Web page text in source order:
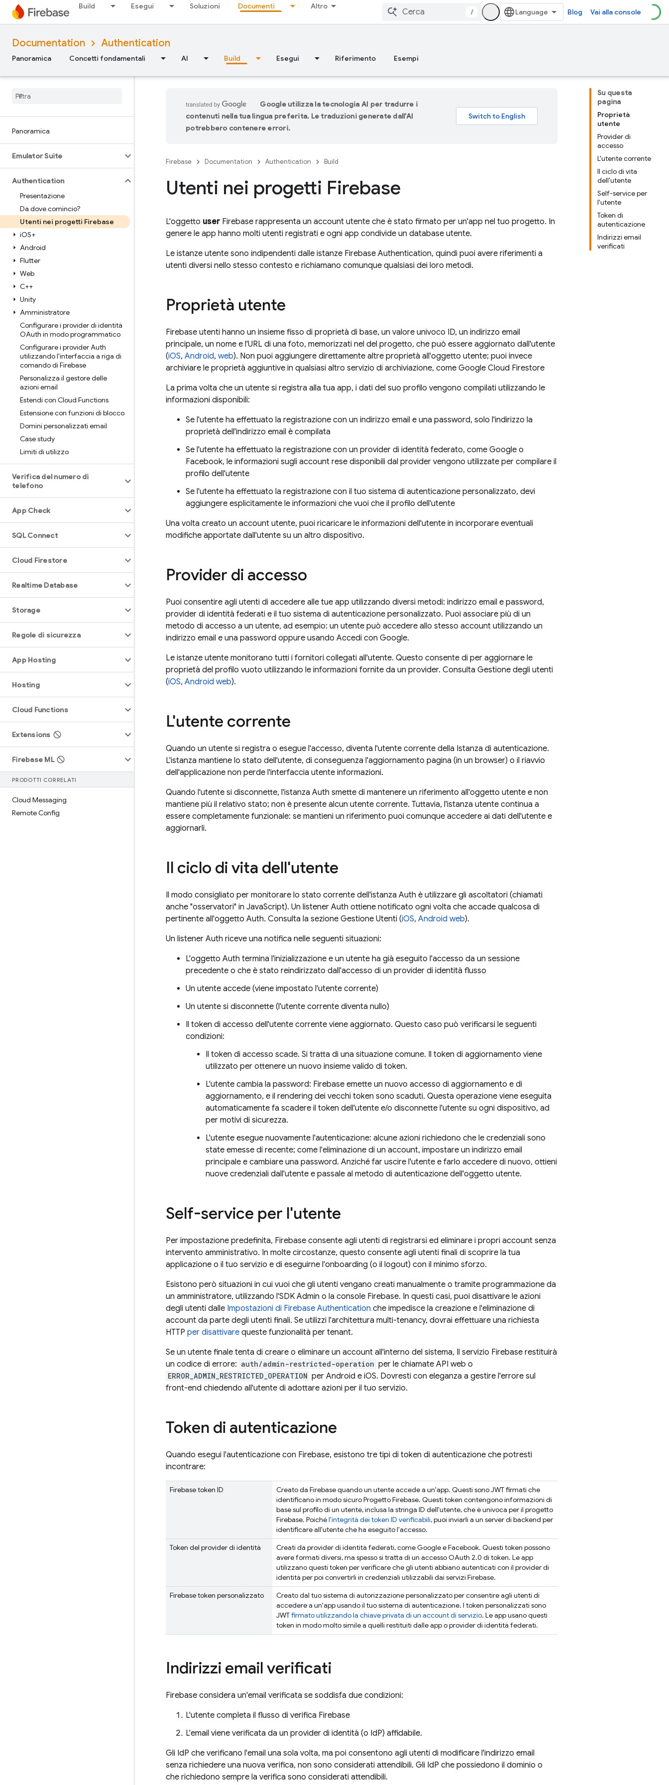
Build Esegui Soluzioni Documenti Altro
/ Blog Vai alla console
Documentation Authentication
Panoramica Concetti fondamentali AI Build Esegui Riferimento Esempi
Panoramica
Emulator Suite
Authentication
Presentazione
Da dove comincio?
Utenti nei progetti Firebase
iOS+
Android
Flutter
Web
C++
Unity
Amministratore
Configurare i provider di identità
OAuth in modo programmatico
Configurare i provider Auth
utilizzando l'interfaccia a riga di
comando di Firebase
Personalizza il gestore delle
azioni email
Estendi con Cloud Functions
Estensione con funzioni di blocco
Domini personalizzati email
Case study
Limiti di utilizzo
Verifica del numero di
telefono
App Check
SQL Connect
Cloud Firestore
Realtime Database
Storage
Regole di sicurezza
App Hosting
Hosting
Cloud Functions
Extensions
Firebase ML
PRODOTTI CORRELATI
Cloud Messaging
Remote Config
Su questa
pagina
Proprietà
utente
Provider di
accesso
L'utente corrente
Il ciclo di vita
dell'utente
Self-service per
l'utente
Token di
autenticazione
Indirizzi email
verificati
Google utilizza la tecnologia AI per tradurre i
contenuti nella tua lingua preferita. Le traduzioni generate dall'AI
potrebbero contenere errori.
Firebase Documentation Authentication Build
Utenti nei progetti Firebase
L'oggetto user Firebase rappresenta un account utente che è stato firmato per un'app nel tuo progetto. In
genere le app hanno molti utenti registrati e ogni app condivide un database utente.
Le istanze utente sono indipendenti dalle istanze Firebase Authentication, quindi puoi avere riferimenti a
utenti diversi nello stesso contesto e richiamano comunque qualsiasi dei loro metodi.
Proprietà utente
Firebase utenti hanno un insieme fisso di proprietà di base, un valore univoco ID, un indirizzo email
principale, un nome e l'URL di una foto, memorizzati nel del progetto, che può essere aggiornato dall'utente
(iOS, Android, web). Non puoi aggiungere direttamente altre proprietà all'oggetto utente; puoi invece
archiviare le proprietà aggiuntive in qualsiasi altro servizio di archiviazione, come Google Cloud Firestore
La prima volta che un utente si registra alla tua app, i dati del suo profilo vengono compilati utilizzando le
informazioni disponibili:
Se l'utente ha effettuato la registrazione con un indirizzo email e una password, solo l'indirizzo la
proprietà dell'indirizzo email è compilata
Se l'utente ha effettuato la registrazione con un provider di identità federato, come Google o
Facebook, le informazioni sugli account rese disponibili dal provider vengono utilizzate per compilare il
profilo dell'utente
Se l'utente ha effettuato la registrazione con il tuo sistema di autenticazione personalizzato, devi
aggiungere esplicitamente le informazioni che vuoi che il profilo dell'utente
Una volta creato un account utente, puoi ricaricare le informazioni dell'utente in incorporare eventuali
modifiche apportate dall'utente su un altro dispositivo.
Provider di accesso
Puoi consentire agli utenti di accedere alle tue app utilizzando diversi metodi: indirizzo email e password,
provider di identità federati e il tuo sistema di autenticazione personalizzato. Puoi associare più di un
metodo di accesso a un utente, ad esempio: un utente può accedere allo stesso account utilizzando un
indirizzo email e una password oppure usando Accedi con Google.
Le istanze utente monitorano tutti i fornitori collegati all'utente. Questo consente di per aggiornare le
proprietà del profilo vuoto utilizzando le informazioni fornite da un provider. Consulta Gestione degli utenti
(iOS, Android web).
L'utente corrente
Quando un utente si registra o esegue l'accesso, diventa l'utente corrente della Istanza di autenticazione.
L'istanza mantiene lo stato dell'utente, di conseguenza l'aggiornamento pagina (in un browser) o il riavvio
dell'applicazione non perde l'interfaccia utente informazioni.
Quando l'utente si disconnette, l'istanza Auth smette di mantenere un riferimento all'oggetto utente e non
mantiene più il relativo stato; non è presente alcun utente corrente. Tuttavia, l'istanza utente continua a
essere completamente funzionale: se mantieni un riferimento puoi comunque accedere ai dati dell'utente e
aggiornarli.
Il ciclo di vita dell'utente
Il modo consigliato per monitorare lo stato corrente dell'istanza Auth è utilizzare gli ascoltatori (chiamati
anche "osservatori" in JavaScript). Un listener Auth ottiene notificato ogni volta che accade qualcosa di
pertinente all'oggetto Auth. Consulta la sezione Gestione Utenti (iOS, Android web).
Un listener Auth riceve una notifica nelle seguenti situazioni:
L'oggetto Auth termina l'inizializzazione e un utente ha già eseguito l'accesso da un sessione
precedente o che è stato reindirizzato dall'accesso di un provider di identità flusso
Un utente accede (viene impostato l'utente corrente)
Un utente si disconnette (l'utente corrente diventa nullo)
Il token di accesso dell'utente corrente viene aggiornato. Questo caso può verificarsi le seguenti
condizioni:
Il token di accesso scade. Si tratta di una situazione comune. Il token di aggiornamento viene
utilizzato per ottenere un nuovo insieme valido di token.
L'utente cambia la password: Firebase emette un nuovo accesso di aggiornamento e di
aggiornamento, e il rendering dei vecchi token sono scaduti. Questa operazione viene eseguita
automaticamente fa scadere il token dell'utente e/o disconnette l'utente su ogni dispositivo, ad
per motivi di sicurezza.
L'utente esegue nuovamente l'autenticazione: alcune azioni richiedono che le credenziali sono
state emesse di recente; come l'eliminazione di un account, impostare un indirizzo email
principale e cambiare una password. Anziché far uscire l'utente e farlo accedere di nuovo, ottieni
nuove credenziali dall'utente e passale al metodo di autenticazione dell'oggetto utente.
Self-service per l'utente
Per impostazione predefinita, Firebase consente agli utenti di registrarsi ed eliminare i propri account senza
intervento amministrativo. In molte circostanze, questo consente agli utenti finali di scoprire la tua
applicazione o il tuo servizio e di eseguirne l'onboarding (o il logout) con il minimo sforzo.
Esistono però situazioni in cui vuoi che gli utenti vengano creati manualmente o tramite programmazione da
un amministratore, utilizzando l'SDK Admin o la console Firebase. In questi casi, puoi disattivare le azioni
degli utenti dalle Impostazioni di Firebase Authentication che impedisce la creazione e l'eliminazione di
account da parte degli utenti finali. Se utilizzi l'architettura multi-tenancy, dovrai effettuare una richiesta
HTTP per disattivare queste funzionalità per tenant.
Se un utente finale tenta di creare o eliminare un account all'interno del sistema, Il servizio Firebase restituirà
un codice di errore: auth/admin-restricted-operation per le chiamate API web o
ERROR_ADMIN_RESTRICTED_OPERATION per Android e iOS. Dovresti con eleganza a gestire l'errore sul
front-end chiedendo all'utente di adottare azioni per il tuo servizio.
Token di autenticazione
Quando esegui l'autenticazione con Firebase, esistono tre tipi di token di autenticazione che potresti
incontrare:
Firebasetoken ID Creato da Firebasequando un utente accede a un'app. Questi sono JWT firmati che
identificano in modo sicuro ProgettoFirebase. Questi token contengono informazioni di
base sul profilo di un utente, inclusa la stringa ID dell'utente, che è univoca per il progetto
Firebase. Poichél'integrità dei token ID verificabili, puoi inviarli a un server di backend per
identificare all'utente che ha eseguito l'accesso.
Token del provider di identità
Creati da provider di identità federati, come Google e Facebook. Questi token possono
avere formati diversi, ma spesso si tratta di un accesso OAuth 2.0 di token. Le app
utilizzano questi token per verificare che gli utenti abbiano autenticati con il provider di
identità per poi convertirli in credenziali utilizzabili dai servizi Firebase.
Firebasetoken personalizzato
Creato dal tuo sistema di autorizzazione personalizzato per consentire agli utenti di
accedere a un'app usando il tuo sistema di autenticazione. I token personalizzati sono
JWTfirmato utilizzando la chiave privata di un account di servizio. Le app usano questi
token in modo molto simile a quelli restituiti dalle app o provider di identità federati.
Indirizzi email verificati
Firebase considera un'email verificata se soddisfa due condizioni:
L'utente completa il flusso di verifica Firebase
L'email viene verificata da un provider di identità (o IdP) affidabile.
Gli IdP che verificano l'email una sola volta, ma poi consentono agli utenti di modificare l'indirizzo email
senza richiedere una nuova verifica, non sono considerati attendibili. Gli IdP che possiedono il dominio o
che richiedono sempre la verifica sono considerati attendibili.